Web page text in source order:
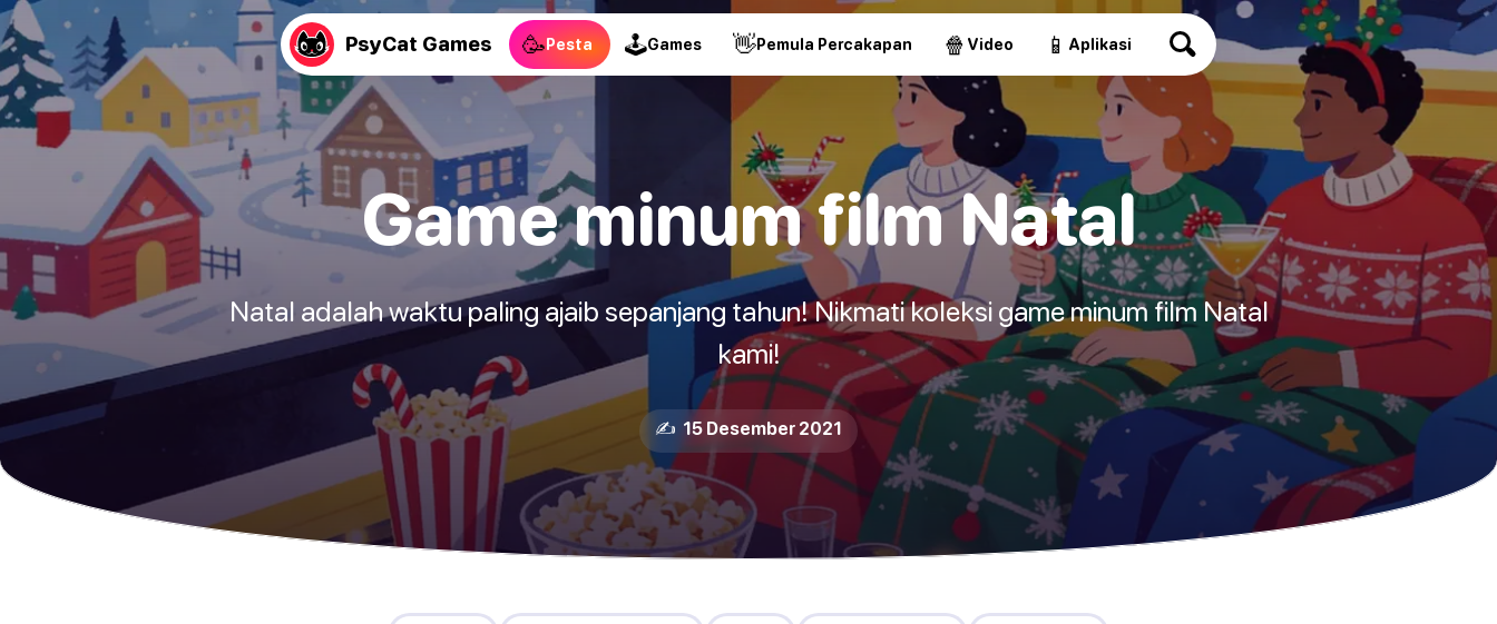
PsyCat Games 🥳Pesta 🕹Games 👋Pemula Percakapan 🍿 Video 📱 Aplikasi
Game minum film Natal
Natal adalah waktu paling ajaib sepanjang tahun! Nikmati koleksi game minum film Natal
kami!
✍️ 15 Desember 2021